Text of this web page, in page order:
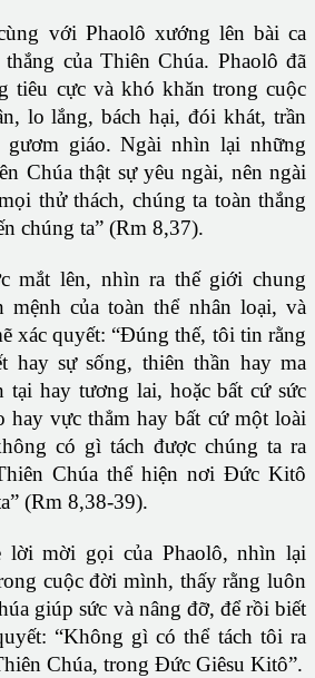
với Phaolô xướng lên bài ca
của Thiên Chúa. Phaolô đã
tiêu cực và khó khăn trong cuộc
lo lắng, bách hại, đói khát, trần
gươm giáo. Ngài nhìn lại những
Chúa thật sự yêu ngài, nên ngài
thử thách, chúng ta toàn thắng
chúng ta” (Rm 8,37).
mắt lên, nhìn ra thế giới chung
của toàn thể nhân loại, và
xác quyết: “Đúng thế, tôi tin rằng
hay sự sống, thiên thần hay ma
hay tương lai, hoặc bất cứ sức
hay vực thẳm hay bất cứ một loài
có gì tách được chúng ta ra
Chúa thể hiện nơi Đức Kitô
(Rm 8,38-39).
lời mời gọi của Phaolô, nhìn lại
cuộc đời mình, thấy rằng luôn
giúp sức và nâng đỡ, để rồi biết
“Không gì có thể tách tôi ra
Chúa, trong Đức Giêsu Kitô”.